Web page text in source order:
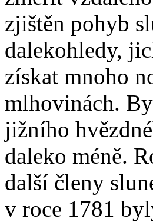
zjištěn pohyb
dalekohledy,
získat mnoho
mlhovinách.
jižního
daleko méně.
další členy
v roce 1781